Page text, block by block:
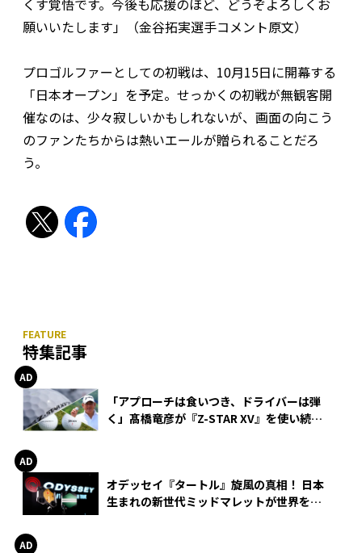
くす覚悟です。今後も応援のほど、どうぞよろしくお
願いいたします」（金谷拓実選手コメント原文）
プロゴルファーとしての初戦は、10月15日に開幕する
「日本オープン」を予定。せっかくの初戦が無観客開
催なのは、少々寂しいかもしれないが、画面の向こう
のファンたちからは熱いエールが贈られることだろ
う。
特集記事
「アプローチは食いつき、ドライバーは弾
く」髙橋竜彦が『Z-STAR XV』を使い続け
オデッセイ『タートル』旋風の真相！ 日本
生まれの新世代ミッドマレットが世界を席